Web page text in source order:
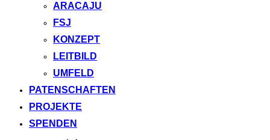
ARACAJU
FSJ
KONZEPT
LEITBILD
UMFELD
PATENSCHAFTEN
PROJEKTE
SPENDEN